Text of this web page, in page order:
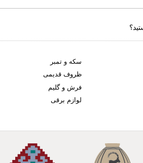
سکه و تمبر
ظروف قدیمی
فرش و گلیم
لوازم برقی